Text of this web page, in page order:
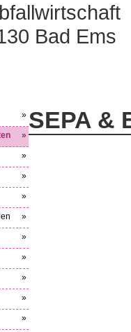
Bad Ems
»
»
»
»
»
»
»
»
»
»
»
SEPA &